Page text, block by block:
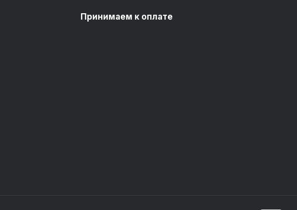
Принимаем к оплате